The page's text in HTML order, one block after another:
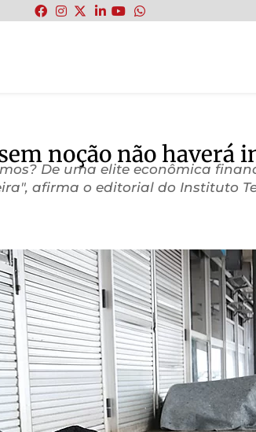
noção não haverá
De uma elite econômica
afirma o editorial do Instituto